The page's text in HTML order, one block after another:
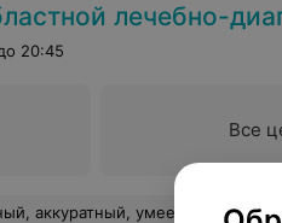
лечебно-диагностический
20:45
Все
аккуратный, умеет доходчиво все